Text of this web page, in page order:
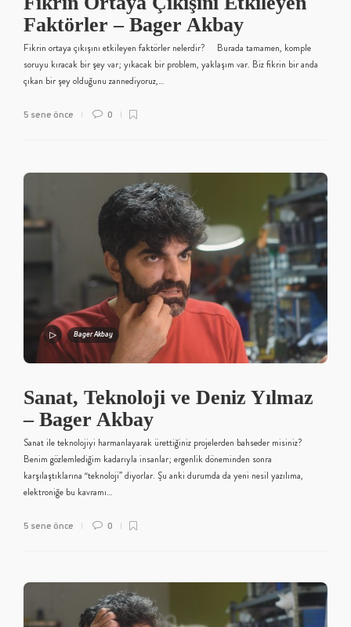
Faktörler – Bager Akbay
Fikrin ortaya çıkışını etkileyen faktörler nelerdir? Burada tamamen, komple
soruyu kıracak bir şey var; yıkacak bir problem, yaklaşım var. Biz fikrin bir anda
çıkan bir şey olduğunu zannediyoruz,…
5 sene önce 0
Bager Akbay
Sanat, Teknoloji ve Deniz Yılmaz
– Bager Akbay
Sanat ile teknolojiyi harmanlayarak ürettiğiniz projelerden bahseder misiniz?
Benim gözlemlediğim kadarıyla insanlar; ergenlik döneminden sonra
karşılaştıklarına “teknoloji” diyorlar. Şu anki durumda da yeni nesil yazılıma,
elektroniğe bu kavramı…
5 sene önce 0